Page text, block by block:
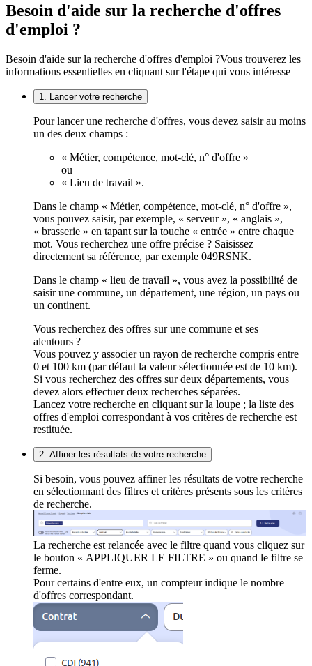
Besoin d'aide sur la recherche d'offres
d'emploi ?
Besoin d'aide sur la recherche d'offres d'emploi ?Vous trouverez les
informations essentielles en cliquant sur l'étape qui vous intéresse
1. Lancer votre recherche
Pour lancer une recherche d'offres, vous devez saisir au moins
un des deux champs :
« Métier, compétence, mot-clé, n° d'offre »
ou
« Lieu de travail ».
Dans le champ « Métier, compétence, mot-clé, n° d'offre »,
vous pouvez saisir, par exemple, « serveur », « anglais »,
« brasserie » en tapant sur la touche « entrée » entre chaque
mot. Vous recherchez une offre précise ? Saisissez
directement sa référence, par exemple 049RSNK.
Dans le champ « lieu de travail », vous avez la possibilité de
saisir une commune, un département, une région, un pays ou
un continent.
Vous recherchez des offres sur une commune et ses
alentours ?
Vous pouvez y associer un rayon de recherche compris entre
0 et 100 km (par défaut la valeur sélectionnée est de 10 km).
Si vous recherchez des offres sur deux départements, vous
devez alors effectuer deux recherches séparées.
Lancez votre recherche en cliquant sur la loupe ; la liste des
offres d'emploi correspondant à vos critères de recherche est
restituée.
2. Affiner les résultats de votre recherche
Si besoin, vous pouvez affiner les résultats de votre recherche
en sélectionnant des filtres et critères présents sous les critères
de recherche.
La recherche est relancée avec le filtre quand vous cliquez sur
le bouton « APPLIQUER LE FILTRE » ou quand le filtre se
ferme.
Pour certains d'entre eux, un compteur indique le nombre
d'offres correspondant.